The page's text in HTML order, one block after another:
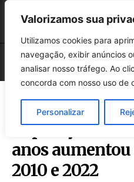
Valorizamos sua
Utilizamos cookies para
navegação, exibir anúncios
analisar nosso tráfego. Ao
concorda com nosso uso de
Personalizar
População
anos
2010 e 2022